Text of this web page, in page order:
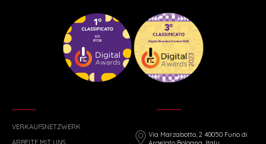
VERKAUFSNETZWERK
Via Marzabotto, 2 40050 Funo di